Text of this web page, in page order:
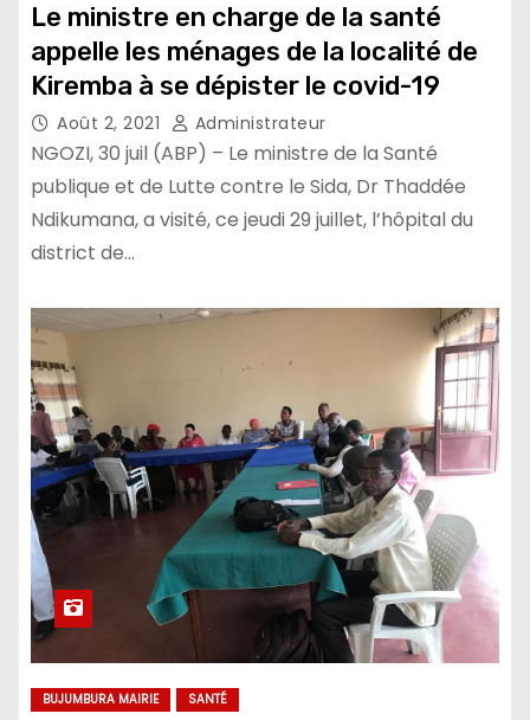
Le ministre en charge de la santé
appelle les ménages de la localité de
Kiremba à se dépister le covid-19
Août 2, 2021 Administrateur
NGOZI, 30 juil (ABP) – Le ministre de la Santé
publique et de Lutte contre le Sida, Dr Thaddée
Ndikumana, a visité, ce jeudi 29 juillet, l’hôpital du
district de…
BUJUMBURA MAIRIE SANTÉ